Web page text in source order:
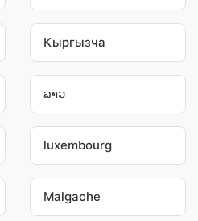
Кыргызча
ລາວ
luxembourg
Malgache